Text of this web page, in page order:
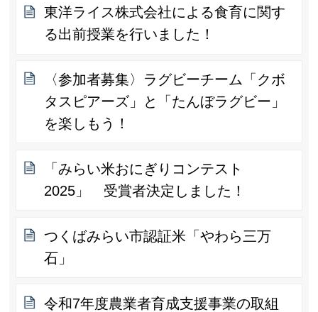
東洋ライス株式会社による食育に関す
る出前授業を行いました！
〈参加者募集〉ラグビーチーム「クボ
タスピアーズ」と「たんぼラグビー」
を楽しもう！
「みらい米おにぎりコンテスト
2025」 受賞者決定しました！
つくばみらい市認証米「やわら三万
石」
令和7年度農業者育成支援事業の取組